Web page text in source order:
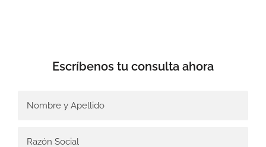
Escríbenos tu consulta ahora